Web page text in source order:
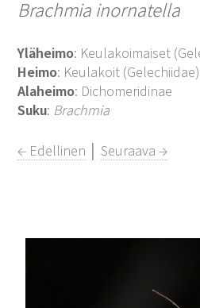
Brachmia inornatella
Yläheimo: Keulakoimaiset
Heimo: Keulakoit (Gelechiidae)
Alaheimo: Dichomeridinae
Suku: Brachmia
← Edellinen │Seuraava →